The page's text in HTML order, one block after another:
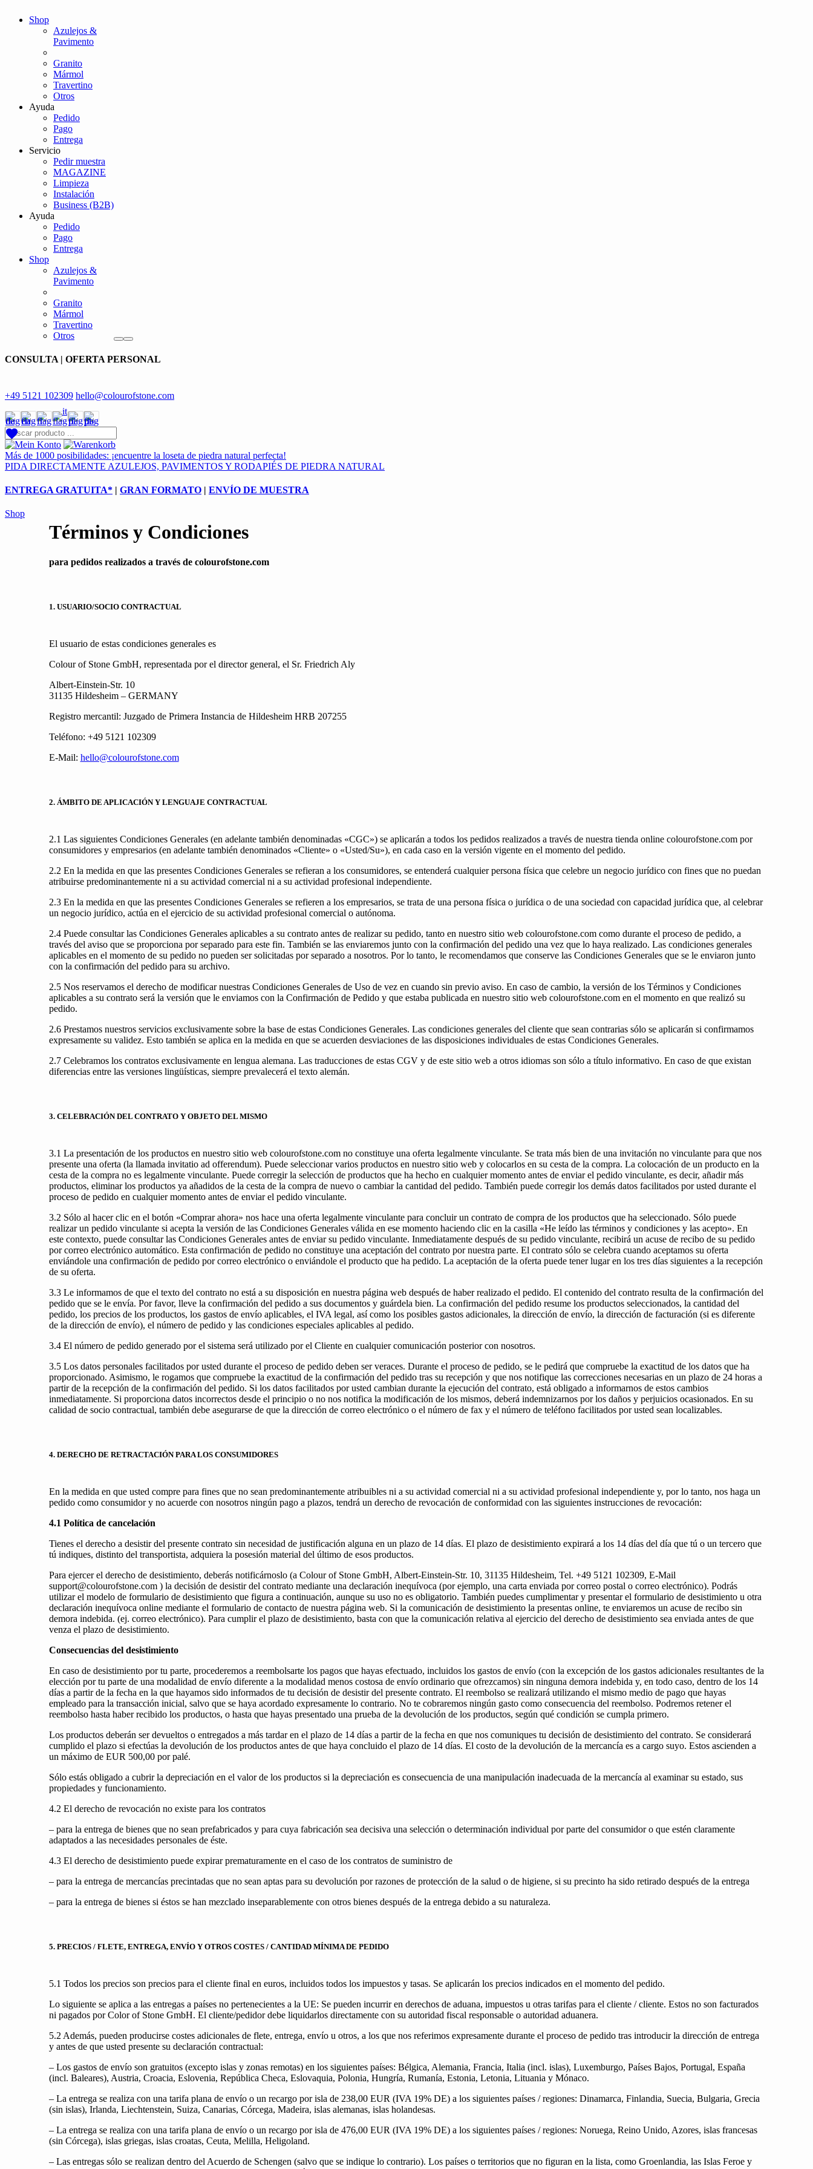
Shop
Azulejos &
Pavimento
Granito
Mármol
Travertino
Otros
Ayuda
Pedido
Pago
Entrega
Servicio
Pedir muestra
MAGAZINE
Limpieza
Instalación
Business (B2B)
Ayuda
Pedido
Pago
Entrega
Shop
Azulejos &
Pavimento
Granito
Mármol
Travertino
Otros
CONSULTA | OFERTA PERSONAL
+49 5121 102309 hello@colourofstone.com
Más de 1000 posibilidades: ¡encuentre la loseta de piedra natural perfecta!
PIDA DIRECTAMENTE AZULEJOS, PAVIMENTOS Y RODAPIÉS DE PIEDRA NATURAL
ENTREGA GRATUITA* | GRAN FORMATO | ENVÍO DE MUESTRA
Shop
Términos y Condiciones
para pedidos realizados a través de colourofstone.com
1. USUARIO/SOCIO CONTRACTUAL
El usuario de estas condiciones generales es
Colour of Stone GmbH, representada por el director general, el Sr. Friedrich Aly
Albert-Einstein-Str. 10
31135 Hildesheim – GERMANY
Registro mercantil: Juzgado de Primera Instancia de Hildesheim HRB 207255
Teléfono: +49 5121 102309
E-Mail: hello@colourofstone.com
2. ÁMBITO DE APLICACIÓN Y LENGUAJE CONTRACTUAL
2.1 Las siguientes Condiciones Generales (en adelante también denominadas «CGC») se aplicarán a todos los pedidos realizados a través de nuestra tienda online colourofstone.com por
consumidores y empresarios (en adelante también denominados «Cliente» o «Usted/Su»), en cada caso en la versión vigente en el momento del pedido.
2.2 En la medida en que las presentes Condiciones Generales se refieran a los consumidores, se entenderá cualquier persona física que celebre un negocio jurídico con fines que no puedan
atribuirse predominantemente ni a su actividad comercial ni a su actividad profesional independiente.
2.3 En la medida en que las presentes Condiciones Generales se refieren a los empresarios, se trata de una persona física o jurídica o de una sociedad con capacidad jurídica que, al celebrar
un negocio jurídico, actúa en el ejercicio de su actividad profesional comercial o autónoma.
2.4 Puede consultar las Condiciones Generales aplicables a su contrato antes de realizar su pedido, tanto en nuestro sitio web colourofstone.com como durante el proceso de pedido, a
través del aviso que se proporciona por separado para este fin. También se las enviaremos junto con la confirmación del pedido una vez que lo haya realizado. Las condiciones generales
aplicables en el momento de su pedido no pueden ser solicitadas por separado a nosotros. Por lo tanto, le recomendamos que conserve las Condiciones Generales que se le enviaron junto
con la confirmación del pedido para su archivo.
2.5 Nos reservamos el derecho de modificar nuestras Condiciones Generales de Uso de vez en cuando sin previo aviso. En caso de cambio, la versión de los Términos y Condiciones
aplicables a su contrato será la versión que le enviamos con la Confirmación de Pedido y que estaba publicada en nuestro sitio web colourofstone.com en el momento en que realizó su
pedido.
2.6 Prestamos nuestros servicios exclusivamente sobre la base de estas Condiciones Generales. Las condiciones generales del cliente que sean contrarias sólo se aplicarán si confirmamos
expresamente su validez. Esto también se aplica en la medida en que se acuerden desviaciones de las disposiciones individuales de estas Condiciones Generales.
2.7 Celebramos los contratos exclusivamente en lengua alemana. Las traducciones de estas CGV y de este sitio web a otros idiomas son sólo a título informativo. En caso de que existan
diferencias entre las versiones lingüísticas, siempre prevalecerá el texto alemán.
3. CELEBRACIÓN DEL CONTRATO Y OBJETO DEL MISMO
3.1 La presentación de los productos en nuestro sitio web colourofstone.com no constituye una oferta legalmente vinculante. Se trata más bien de una invitación no vinculante para que nos
presente una oferta (la llamada invitatio ad offerendum). Puede seleccionar varios productos en nuestro sitio web y colocarlos en su cesta de la compra. La colocación de un producto en la
cesta de la compra no es legalmente vinculante. Puede corregir la selección de productos que ha hecho en cualquier momento antes de enviar el pedido vinculante, es decir, añadir más
productos, eliminar los productos ya añadidos de la cesta de la compra de nuevo o cambiar la cantidad del pedido. También puede corregir los demás datos facilitados por usted durante el
proceso de pedido en cualquier momento antes de enviar el pedido vinculante.
3.2 Sólo al hacer clic en el botón «Comprar ahora» nos hace una oferta legalmente vinculante para concluir un contrato de compra de los productos que ha seleccionado. Sólo puede
realizar un pedido vinculante si acepta la versión de las Condiciones Generales válida en ese momento haciendo clic en la casilla «He leído las términos y condiciones y las acepto». En
este contexto, puede consultar las Condiciones Generales antes de enviar su pedido vinculante. Inmediatamente después de su pedido vinculante, recibirá un acuse de recibo de su pedido
por correo electrónico automático. Esta confirmación de pedido no constituye una aceptación del contrato por nuestra parte. El contrato sólo se celebra cuando aceptamos su oferta
enviándole una confirmación de pedido por correo electrónico o enviándole el producto que ha pedido. La aceptación de la oferta puede tener lugar en los tres días siguientes a la recepción
de su oferta.
3.3 Le informamos de que el texto del contrato no está a su disposición en nuestra página web después de haber realizado el pedido. El contenido del contrato resulta de la confirmación del
pedido que se le envía. Por favor, lleve la confirmación del pedido a sus documentos y guárdela bien. La confirmación del pedido resume los productos seleccionados, la cantidad del
pedido, los precios de los productos, los gastos de envío aplicables, el IVA legal, así como los posibles gastos adicionales, la dirección de envío, la dirección de facturación (si es diferente
de la dirección de envío), el número de pedido y las condiciones especiales aplicables al pedido.
3.4 El número de pedido generado por el sistema será utilizado por el Cliente en cualquier comunicación posterior con nosotros.
3.5 Los datos personales facilitados por usted durante el proceso de pedido deben ser veraces. Durante el proceso de pedido, se le pedirá que compruebe la exactitud de los datos que ha
proporcionado. Asimismo, le rogamos que compruebe la exactitud de la confirmación del pedido tras su recepción y que nos notifique las correcciones necesarias en un plazo de 24 horas a
partir de la recepción de la confirmación del pedido. Si los datos facilitados por usted cambian durante la ejecución del contrato, está obligado a informarnos de estos cambios
inmediatamente. Si proporciona datos incorrectos desde el principio o no nos notifica la modificación de los mismos, deberá indemnizarnos por los daños y perjuicios ocasionados. En su
calidad de socio contractual, también debe asegurarse de que la dirección de correo electrónico o el número de fax y el número de teléfono facilitados por usted sean localizables.
4. DERECHO DE RETRACTACIÓN PARA LOS CONSUMIDORES
En la medida en que usted compre para fines que no sean predominantemente atribuibles ni a su actividad comercial ni a su actividad profesional independiente y, por lo tanto, nos haga un
pedido como consumidor y no acuerde con nosotros ningún pago a plazos, tendrá un derecho de revocación de conformidad con las siguientes instrucciones de revocación:
4.1 Política de cancelación
Tienes el derecho a desistir del presente contrato sin necesidad de justificación alguna en un plazo de 14 días. El plazo de desistimiento expirará a los 14 días del día que tú o un tercero que
tú indiques, distinto del transportista, adquiera la posesión material del último de esos productos.
Para ejercer el derecho de desistimiento, deberás notificárnoslo (a Colour of Stone GmbH, Albert-Einstein-Str. 10, 31135 Hildesheim, Tel. +49 5121 102309, E-Mail
support@colourofstone.com ) la decisión de desistir del contrato mediante una declaración inequívoca (por ejemplo, una carta enviada por correo postal o correo electrónico). Podrás
utilizar el modelo de formulario de desistimiento que figura a continuación, aunque su uso no es obligatorio. También puedes cumplimentar y presentar el formulario de desistimiento u otra
declaración inequívoca online mediante el formulario de contacto de nuestra página web. Si la comunicación de desistimiento la presentas online, te enviaremos un acuse de recibo sin
demora indebida. (ej. correo electrónico). Para cumplir el plazo de desistimiento, basta con que la comunicación relativa al ejercicio del derecho de desistimiento sea enviada antes de que
venza el plazo de desistimiento.
Consecuencias del desistimiento
En caso de desistimiento por tu parte, procederemos a reembolsarte los pagos que hayas efectuado, incluidos los gastos de envío (con la excepción de los gastos adicionales resultantes de la
elección por tu parte de una modalidad de envío diferente a la modalidad menos costosa de envío ordinario que ofrezcamos) sin ninguna demora indebida y, en todo caso, dentro de los 14
días a partir de la fecha en la que hayamos sido informados de tu decisión de desistir del presente contrato. El reembolso se realizará utilizando el mismo medio de pago que hayas
empleado para la transacción inicial, salvo que se haya acordado expresamente lo contrario. No te cobraremos ningún gasto como consecuencia del reembolso. Podremos retener el
reembolso hasta haber recibido los productos, o hasta que hayas presentado una prueba de la devolución de los productos, según qué condición se cumpla primero.
Los productos deberán ser devueltos o entregados a más tardar en el plazo de 14 días a partir de la fecha en que nos comuniques tu decisión de desistimiento del contrato. Se considerará
cumplido el plazo si efectúas la devolución de los productos antes de que haya concluido el plazo de 14 días. El costo de la devolución de la mercancía es a cargo suyo. Estos ascienden a
un máximo de EUR 500,00 por palé.
Sólo estás obligado a cubrir la depreciación en el valor de los productos si la depreciación es consecuencia de una manipulación inadecuada de la mercancía al examinar su estado, sus
propiedades y funcionamiento.
4.2 El derecho de revocación no existe para los contratos
– para la entrega de bienes que no sean prefabricados y para cuya fabricación sea decisiva una selección o determinación individual por parte del consumidor o que estén claramente
adaptados a las necesidades personales de éste.
4.3 El derecho de desistimiento puede expirar prematuramente en el caso de los contratos de suministro de
– para la entrega de mercancías precintadas que no sean aptas para su devolución por razones de protección de la salud o de higiene, si su precinto ha sido retirado después de la entrega
– para la entrega de bienes si éstos se han mezclado inseparablemente con otros bienes después de la entrega debido a su naturaleza.
5. PRECIOS / FLETE, ENTREGA, ENVÍO Y OTROS COSTES / CANTIDAD MÍNIMA DE PEDIDO
5.1 Todos los precios son precios para el cliente final en euros, incluidos todos los impuestos y tasas. Se aplicarán los precios indicados en el momento del pedido.
Lo siguiente se aplica a las entregas a países no pertenecientes a la UE: Se pueden incurrir en derechos de aduana, impuestos u otras tarifas para el cliente / cliente. Estos no son facturados
ni pagados por Color of Stone GmbH. El cliente/pedidor debe liquidarlos directamente con su autoridad fiscal responsable o autoridad aduanera.
5.2 Además, pueden producirse costes adicionales de flete, entrega, envío u otros, a los que nos referimos expresamente durante el proceso de pedido tras introducir la dirección de entrega
y antes de que usted presente su declaración contractual:
– Los gastos de envío son gratuitos (excepto islas y zonas remotas) en los siguientes países: Bélgica, Alemania, Francia, Italia (incl. islas), Luxemburgo, Países Bajos, Portugal, España
(incl. Baleares), Austria, Croacia, Eslovenia, República Checa, Eslovaquia, Polonia, Hungría, Rumanía, Estonia, Letonia, Lituania y Mónaco.
– La entrega se realiza con una tarifa plana de envío o un recargo por isla de 238,00 EUR (IVA 19% DE) a los siguientes países / regiones: Dinamarca, Finlandia, Suecia, Bulgaria, Grecia
(sin islas), Irlanda, Liechtenstein, Suiza, Canarias, Córcega, Madeira, islas alemanas, islas holandesas.
– La entrega se realiza con una tarifa plana de envío o un recargo por isla de 476,00 EUR (IVA 19% DE) a los siguientes países / regiones: Noruega, Reino Unido, Azores, islas francesas
(sin Córcega), islas griegas, islas croatas, Ceuta, Melilla, Heligoland.
– Las entregas sólo se realizan dentro del Acuerdo de Schengen (salvo que se indique lo contrario). Los países o territorios que no figuran en la lista, como Groenlandia, las Islas Feroe y